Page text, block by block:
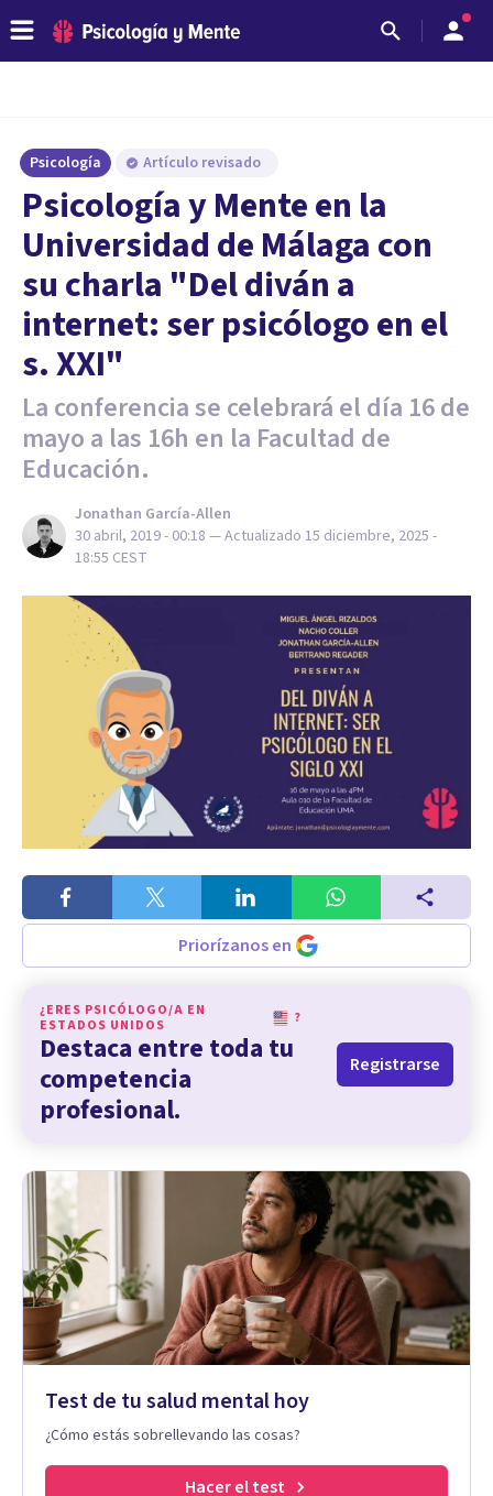
Psicología Artículo revisado
Psicología y Mente en la
Universidad de Málaga con
su charla "Del diván a
internet: ser psicólogo en el
s. XXI"
La conferencia se celebrará el día 16 de
mayo a las 16h en la Facultad de
Educación.
Jonathan García-Allen
30 abril, 2019 - 00:18 — Actualizado 15 diciembre, 2025 -
18:55 CEST
Priorízanos en
¿ERES PSICÓLOGO/A EN
ESTADOS UNIDOS
?
Destaca entre toda tu
competencia
profesional.
Registrarse
Test de tu salud mental hoy
¿Cómo estás sobrellevando las cosas?
Hacer el test